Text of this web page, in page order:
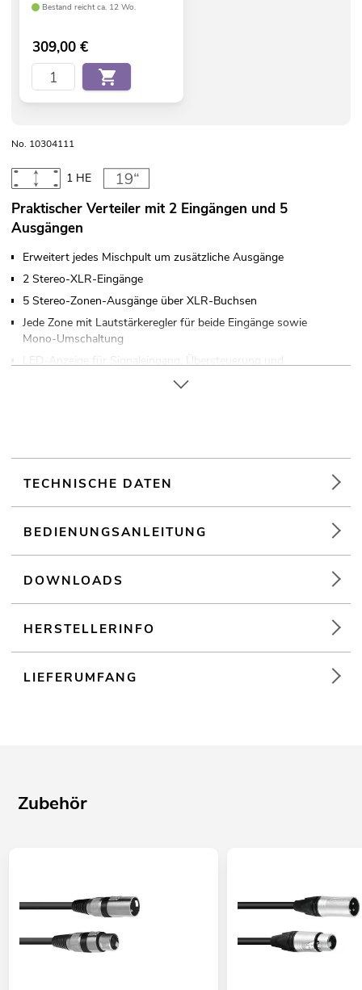
Bestand reicht ca. 12 Wo.
309,00€
No. 10304111
1 HE
Praktischer Verteiler mit 2 Eingängen und 5
Ausgängen
Erweitert jedes Mischpult um zusätzliche Ausgänge
2 Stereo-XLR-Eingänge
5 Stereo-Zonen-Ausgänge über XLR-Buchsen
Jede Zone mit Lautstärkeregler für beide Eingänge sowie
Mono-Umschaltung
LED-Anzeige für Signaleingang, Übersteuerung und
TECHNISCHE DATEN
BEDIENUNGSANLEITUNG
DOWNLOADS
HERSTELLERINFO
LIEFERUMFANG
Zubehör